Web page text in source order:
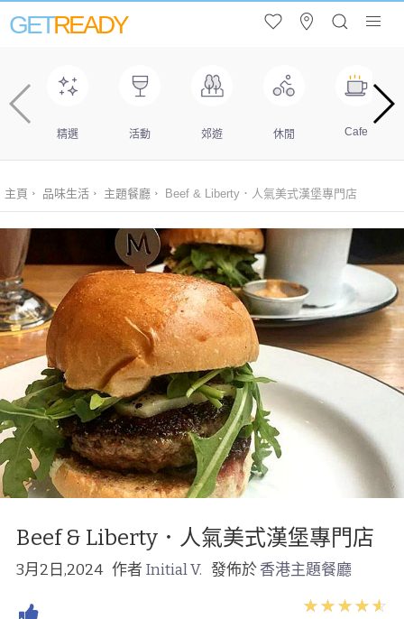
GETREADY
精選 活動 郊遊 休閒 Cafe
主頁 品味生活 主題餐廳 Beef & Liberty．人氣美式漢堡專門店
Beef & Liberty．人氣美式漢堡專門店
3月2日,2024 作者 Initial V. 發佈於香港主題餐廳